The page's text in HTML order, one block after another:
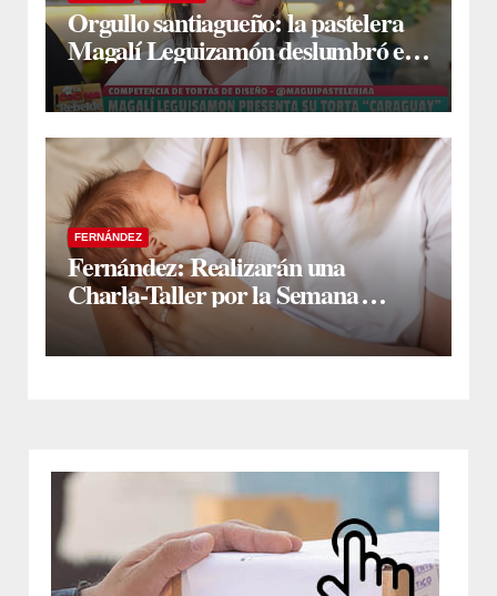
Orgullo santiagueño: la pastelera
Magalí Leguizamón deslumbró en
Canal 13 con su torta “Caraguay” y
ganó la competencia
FERNÁNDEZ
Fernández: Realizarán una
Charla-Taller por la Semana
Mundial de la Lactancia Materna